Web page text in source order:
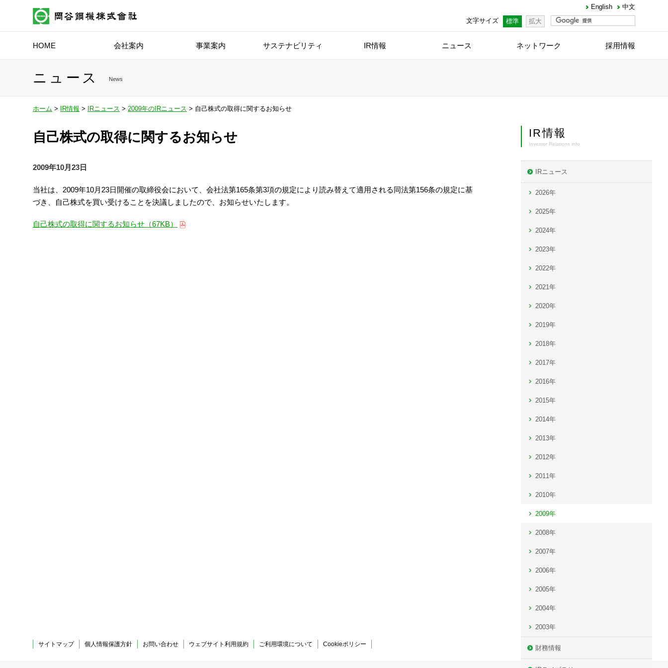
English
中文
文字サイズ
標準 拡大
HOME 会社案内 事業案内 サステナビリティ IR情報 ニュース ネットワーク 採用情報
ニュース News
ホーム > IR情報 > IRニュース > 2009年のIRニュース > 自己株式の取得に関するお知らせ
自己株式の取得に関するお知らせ
2009年10月23日
当社は、2009年10月23日開催の取締役会において、会社法第165条第3項の規定により読み替えて適用される同法第156条の規定に基
づき、自己株式を買い受けることを決議しましたので、お知らせいたします。
自己株式の取得に関するお知らせ（67KB）
IR情報
Investor Relations info
IRニュース
2026年
2025年
2024年
2023年
2022年
2021年
2020年
2019年
2018年
2017年
2016年
2015年
2014年
2013年
2012年
2011年
2010年
2009年
2008年
2007年
2006年
2005年
2004年
2003年
財務情報
サイトマップ 個人情報保護方針 お問い合わせ ウェブサイト利用規約 ご利用環境について Cookieポリシー